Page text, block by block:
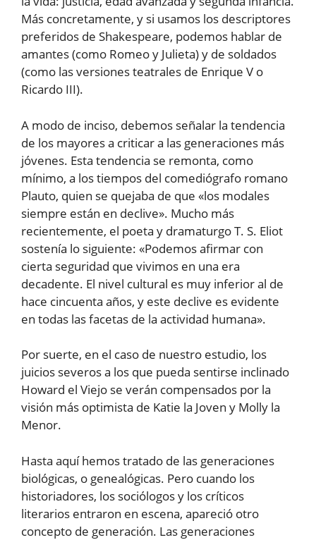
Más concretamente, y si usamos los descriptores
preferidos de Shakespeare, podemos hablar de
amantes (como Romeo y Julieta) y de soldados
(como las versiones teatrales de Enrique V o
Ricardo III).
A modo de inciso, debemos señalar la tendencia
de los mayores a criticar a las generaciones más
jóvenes. Esta tendencia se remonta, como
mínimo, a los tiempos del comediógrafo romano
Plauto, quien se quejaba de que «los modales
siempre están en declive». Mucho más
recientemente, el poeta y dramaturgo T. S. Eliot
sostenía lo siguiente: «Podemos afirmar con
cierta seguridad que vivimos en una era
decadente. El nivel cultural es muy inferior al de
hace cincuenta años, y este declive es evidente
en todas las facetas de la actividad humana».
Por suerte, en el caso de nuestro estudio, los
juicios severos a los que pueda sentirse inclinado
Howard el Viejo se verán compensados por la
visión más optimista de Katie la Joven y Molly la
Menor.
Hasta aquí hemos tratado de las generaciones
biológicas, o genealógicas. Pero cuando los
historiadores, los sociólogos y los críticos
literarios entraron en escena, apareció otro
concepto de generación. Las generaciones